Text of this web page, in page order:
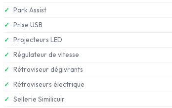
Park Assist
Prise USB
Projecteurs LED
Régulateur de vitesse
Rétroviseur dégivrants
Rétroviseurs électrique
Sellerie Similicuir